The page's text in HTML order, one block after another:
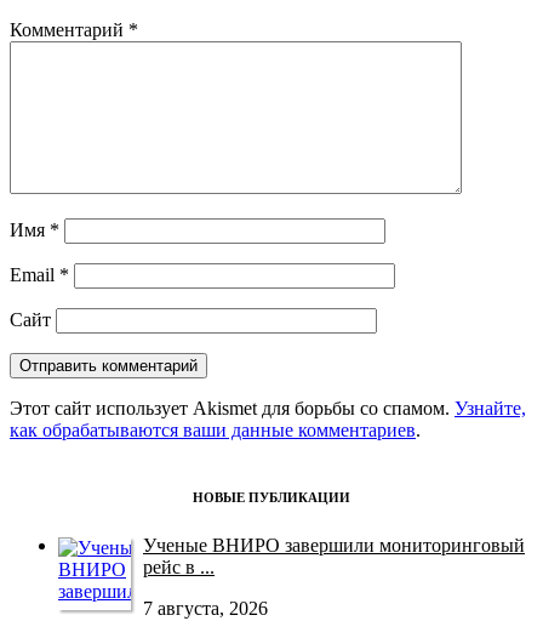
Комментарий *
Имя *
Email *
Сайт
Этот сайт использует Akismet для борьбы со спамом. Узнайте,
как обрабатываются ваши данные комментариев.
НОВЫЕ ПУБЛИКАЦИИ
Ученые ВНИРО завершили мониторинговый
рейс в ...
7 августа, 2026